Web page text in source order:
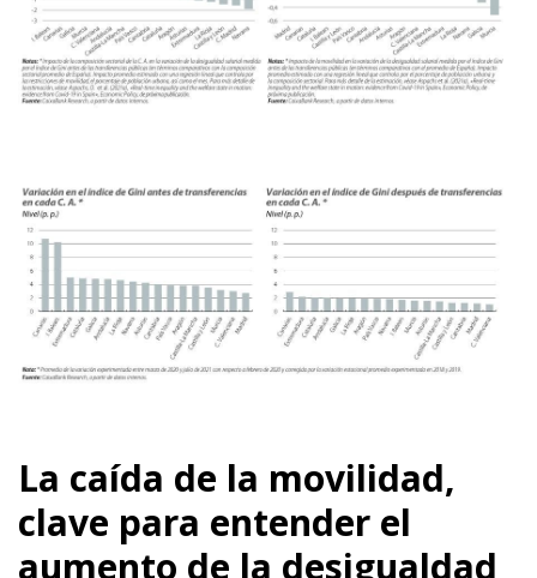
La caída de la movilidad,
clave para entender el
aumento de la desigualdad